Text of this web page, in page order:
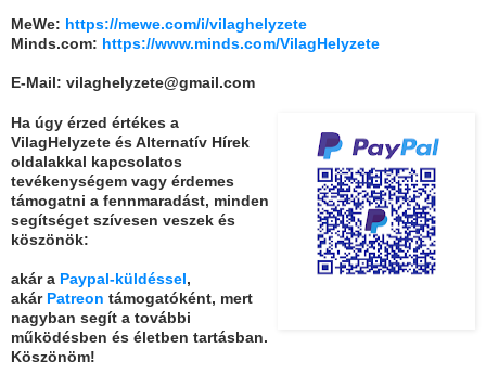
MeWe: https://mewe.com/i/vilaghelyzete
Minds.com: https://www.minds.com/VilagHelyzete
E-Mail: vilaghelyzete@gmail.com
Ha úgy érzed értékes a
VilagHelyzete és Alternatív Hírek
oldalakkal kapcsolatos
tevékenységem vagy érdemes
támogatni a fennmaradást, minden
segítséget szívesen veszek és
köszönök:
akár a Paypal-küldéssel,
akár Patreon támogatóként, mert
nagyban segít a további
működésben és életben tartásban.
Köszönöm!